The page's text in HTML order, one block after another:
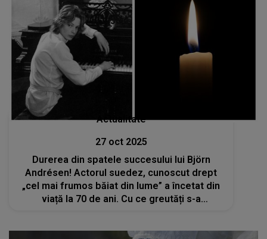
Actualitate
27 oct 2025
Durerea din spatele succesului lui Björn
Andrésen! Actorul suedez, cunoscut drept
„cel mai frumos băiat din lume” a încetat din
viață la 70 de ani. Cu ce greutăți s-a